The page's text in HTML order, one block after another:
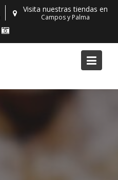
Visita nuestras tiendas en
Campos y Palma